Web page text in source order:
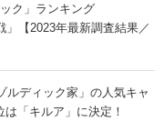
ク」ランキング
【2023年最新調査結果／
ルディック家」の人気キャ
「キルア」に決定！